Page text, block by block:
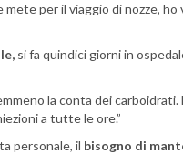
per il viaggio di nozze,
si fa quindici giorni in
la conta dei
a tutte le ore.”
personale, il bisogno di